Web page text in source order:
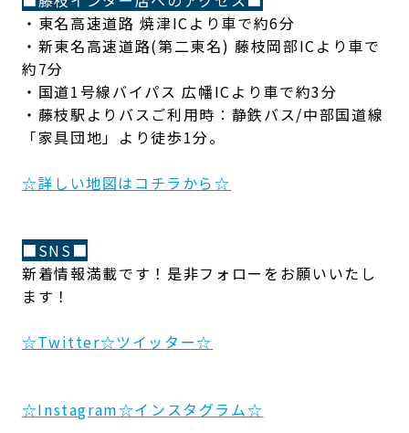
・東名高速道路 焼津ICより車で約6分
・新東名高速道路(第二東名) 藤枝岡部ICより車で
約7分
・国道1号線バイパス 広幡ICより車で約3分
・藤枝駅よりバスご利用時：静鉄バス/中部国道線
「家具団地」より徒歩1分。
☆詳しい地図はコチラから☆
■SNS■
新着情報満載です！是非フォローをお願いいたし
ます！
☆Twitter☆ツイッター☆
☆Instagram☆インスタグラム☆